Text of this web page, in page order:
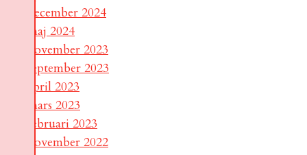
december 2024
maj 2024
november 2023
september 2023
april 2023
mars 2023
februari 2023
november 2022